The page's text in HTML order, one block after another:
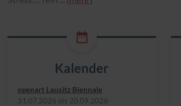
Kalender
openart Lausitz Biennale
31.​07.​2026 bis 20.​09.​2026